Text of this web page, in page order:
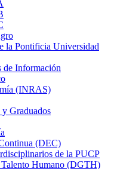
la Pontificia Universidad
de Información
(INRAS)
y Graduados
(DEC)
de la PUCP
Humano (DGTH)